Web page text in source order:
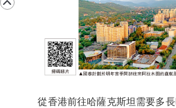
從香港前往哈薩克斯坦需要多長